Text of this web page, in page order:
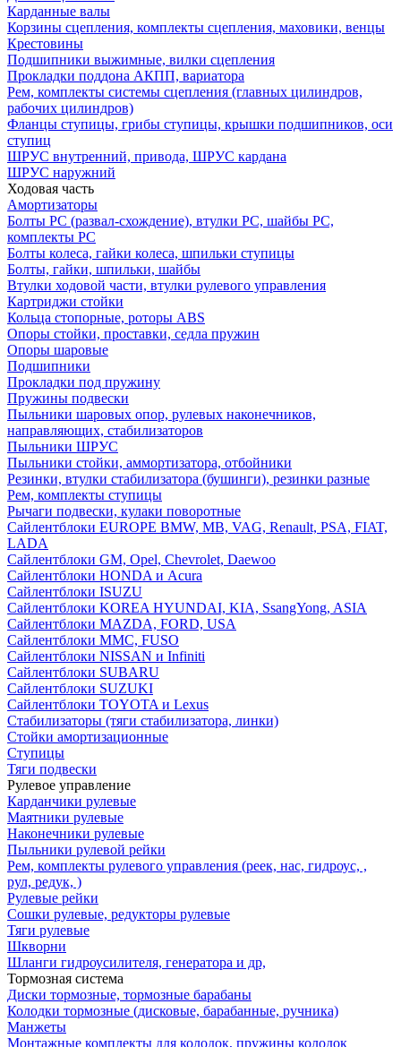
Карданные валы
Корзины сцепления, комплекты сцепления, маховики, венцы
Крестовины
Подшипники выжимные, вилки сцепления
Прокладки поддона АКПП, вариатора
Рем, комплекты системы сцепления (главных цилиндров,
рабочих цилиндров)
Фланцы ступицы, грибы ступицы, крышки подшипников, оси
ступиц
ШРУС внутренний, привода, ШРУС кардана
ШРУС наружний
Ходовая часть
Амортизаторы
Болты РС (развал-схождение), втулки РС, шайбы РС,
комплекты РС
Болты колеса, гайки колеса, шпильки ступицы
Болты, гайки, шпильки, шайбы
Втулки ходовой части, втулки рулевого управления
Картриджи стойки
Кольца стопорные, роторы ABS
Опоры стойки, проставки, седла пружин
Опоры шаровые
Подшипники
Прокладки под пружину
Пружины подвески
Пыльники шаровых опор, рулевых наконечников,
направляющих, стабилизаторов
Пыльники ШРУС
Пыльники стойки, аммортизатора, отбойники
Резинки, втулки стабилизатора (бушинги), резинки разные
Рем, комплекты ступицы
Рычаги подвески, кулаки поворотные
Сайлентблоки EUROPE BMW, MB, VAG, Renault, PSA, FIAT,
LADA
Сайлентблоки GM, Opel, Chevrolet, Daewoo
Сайлентблоки HONDA и Acura
Сайлентблоки ISUZU
Сайлентблоки KOREA HYUNDAI, KIA, SsangYong, ASIA
Сайлентблоки MAZDA, FORD, USA
Сайлентблоки MMC, FUSO
Сайлентблоки NISSAN и Infiniti
Сайлентблоки SUBARU
Сайлентблоки SUZUKI
Сайлентблоки TOYOTA и Lexus
Стабилизаторы (тяги стабилизатора, линки)
Стойки амортизационные
Ступицы
Тяги подвески
Рулевое управление
Карданчики рулевые
Маятники рулевые
Наконечники рулевые
Пыльники рулевой рейки
Рем, комплекты рулевого управления (реек, нас, гидроус, ,
рул, редук, )
Рулевые рейки
Сошки рулевые, редукторы рулевые
Тяги рулевые
Шкворни
Шланги гидроусилителя, генератора и др,
Тормозная система
Диски тормозные, тормозные барабаны
Колодки тормозные (дисковые, барабанные, ручника)
Манжеты
Монтажные комплекты для колодок, пружины колодок